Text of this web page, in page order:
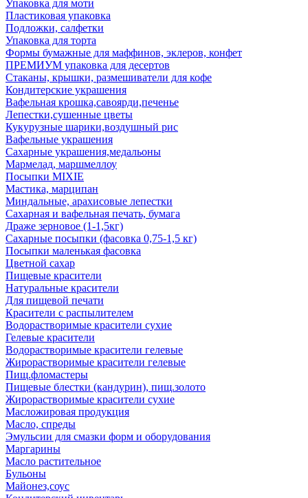
Упаковка для моти
Пластиковая упаковка
Подложки, салфетки
Упаковка для торта
Формы бумажные для маффинов, эклеров, конфет
ПРЕМИУМ упаковка для десертов
Стаканы, крышки, размешиватели для кофе
Кондитерские украшения
Вафельная крошка,савоярди,печенье
Лепестки,сушенные цветы
Кукурузные шарики,воздушный рис
Вафельные украшения
Сахарные украшения,медальоны
Мармелад, маршмеллоу
Посыпки MIXIE
Мастика, марципан
Миндальные, арахисовые лепестки
Сахарная и вафельная печать, бумага
Драже зерновое (1-1,5кг)
Сахарные посыпки (фасовка 0,75-1,5 кг)
Посыпки маленькая фасовка
Цветной сахар
Пищевые красители
Натуральные красители
Для пищевой печати
Красители с распылителем
Водорастворимые красители сухие
Гелевые красители
Водорастворимые красители гелевые
Жирорастворимые красители гелевые
Пищ.фломастеры
Пищевые блестки (кандурин), пищ.золото
Жирорастворимые красители сухие
Масложировая продукция
Масло, спреды
Эмульсии для смазки форм и оборудования
Маргарины
Масло растительное
Бульоны
Майонез,соус